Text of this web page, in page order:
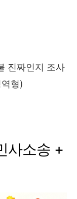
진짜인지 조사
형)
사소송 +